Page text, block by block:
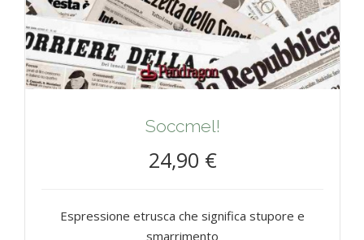
Soccmel!
24,90 €
Espressione etrusca che significa stupore e
smarrimento